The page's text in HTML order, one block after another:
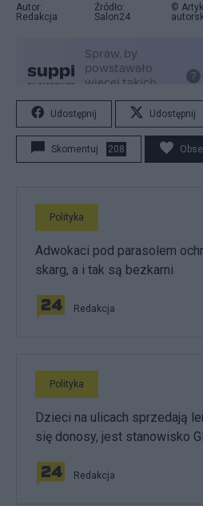
Autor:
Redakcja
Źródło:
Salon24
©
Udostępnij Udostępnij
Skomentuj 208
Polityka
Adwokaci pod parasolem
skarg, a i tak są bezkarni
Redakcja
Polityka
Dzieci na ulicach sprzedają
się donosy, jest stanowisko
Redakcja